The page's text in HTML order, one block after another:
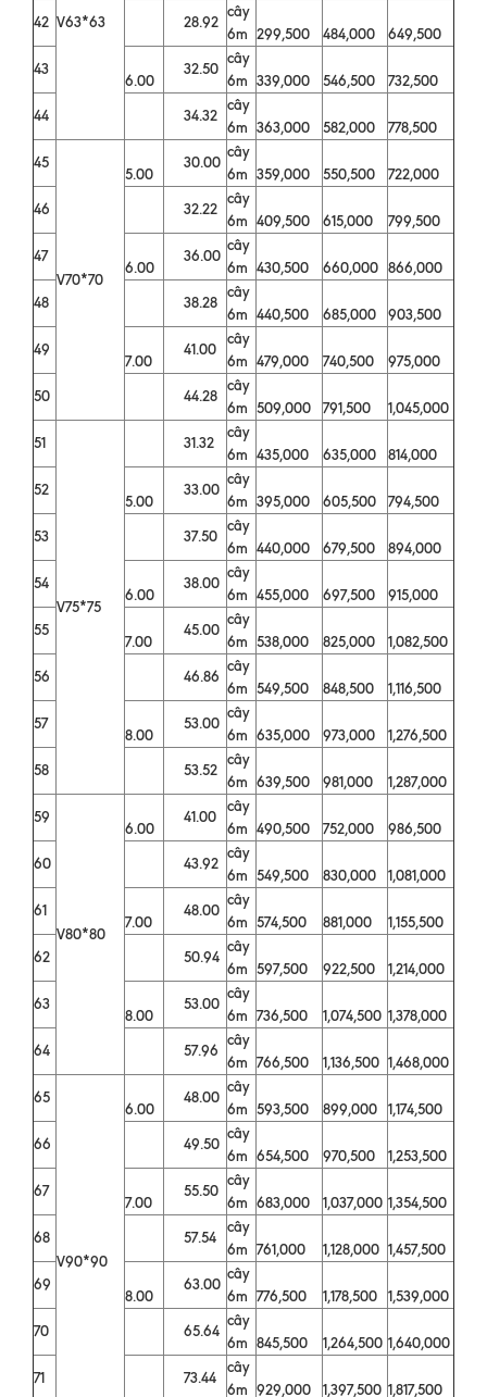
V63*63
42
28.92
cây
6m 299,500 484,000
649,500
43
6.00
32.50
cây
6m 339,000 546,500
732,500
44
34.32
cây
6m 363,000 582,000
778,500
45
V70*70
5.00
30.00
cây
6m 359,000 550,500
722,000
46
32.22
cây
6m 409,500 615,000
799,500
47
6.00
36.00
cây
6m 430,500 660,000 866,000
48
38.28
cây
6m 440,500 685,000
903,500
49
7.00
41.00
cây
6m 479,000 740,500
975,000
50
44.28
cây
6m 509,000 791,500
1,045,000
51
V75*75
31.32
cây
6m 435,000 635,000
814,000
52
5.00
33.00
cây
6m 395,000 605,500
794,500
53
37.50
cây
6m 440,000 679,500
894,000
54
6.00
38.00
cây
6m 455,000 697,500
915,000
55
7.00
45.00
cây
6m 538,000 825,000
1,082,500
56
46.86
cây
6m 549,500 848,500
1,116,500
57
8.00
53.00
cây
6m 635,000 973,000
1,276,500
58
53.52
cây
6m 639,500 981,000
1,287,000
59
V80*80
6.00
41.00
cây
6m 490,500 752,000
986,500
60
43.92
cây
6m 549,500 830,000
1,081,000
61
7.00
48.00
cây
6m 574,500 881,000
1,155,500
62
50.94
cây
6m 597,500 922,500
1,214,000
63
8.00
53.00
cây
6m 736,500 1,074,500 1,378,000
64
57.96
cây
6m 766,500 1,136,500 1,468,000
65
V90*90
6.00
48.00
cây
6m 593,500 899,000
1,174,500
66
49.50
cây
6m 654,500 970,500
1,253,500
67
7.00
55.50
cây
6m 683,000 1,037,000 1,354,500
68
57.54
cây
6m 761,000 1,128,000 1,457,500
69
8.00
63.00
cây
6m 776,500 1,178,500
1,539,000
70
65.64
cây
6m 845,500 1,264,500 1,640,000
71
73.44
cây
6m 929,000 1,397,500 1,817,500